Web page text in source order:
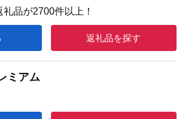
礼品が2700件以上！
返礼品を探す
ミアム